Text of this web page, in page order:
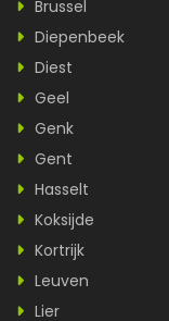
Brussel
Diepenbeek
Diest
Geel
Genk
Gent
Hasselt
Koksijde
Kortrijk
Leuven
Lier